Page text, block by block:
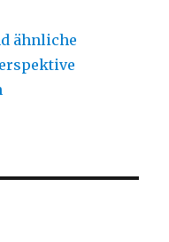
ähnliche